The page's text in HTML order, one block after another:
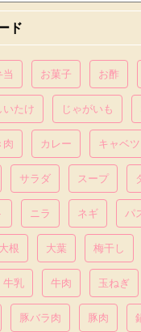
ド
当 お菓子 お酢
いたけ じゃがいも
肉 カレー キャベツ
サラダ スープ
ニラ ネギ パ
大根 大葉 梅干し
牛乳 牛肉 玉ねぎ
豚バラ肉 豚肉